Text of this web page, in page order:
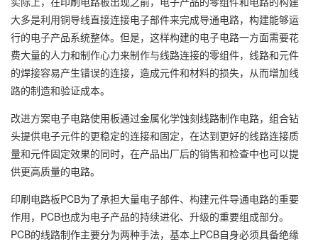
大多是利用铜导线直接连接电子部件来完成导通电路，构建能够运
行的电子产品系统整体。但是，这样构建的电子电路一方面需要花
费大量的人力和制作心力来制作与线路连接的零组件，线路和元件
的焊接容易产生错误的连接，造成元件和材料的损失，从而增加线
路的制造和验证成本。
改进方案电子电路使用板通过金属化学蚀刻线路制作电路，组合钻
头提供电子元件的更稳定的连接和固定，在达到更好的线路连接质
量和元件固定效果的同时，在产品出厂后的销售和检查中也可以提
供更高质量的电路。
印刷电路板PCB为了承担大量电子部件、构建元件导通电路的重要
作用，PCB也成为电子产品的持续进化、升级的重要组成部分。
PCB的线路制作主要分为两种手法，基本上PCB自身必须具备绝缘